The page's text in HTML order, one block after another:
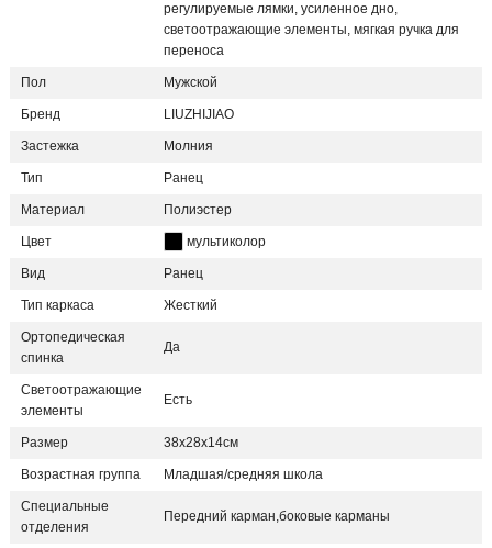
регулируемые лямки, усиленное дно,
светоотражающие элементы, мягкая ручка для
переноса
Пол Мужской
Бренд LIUZHIJIAO
Застежка Молния
Тип Ранец
Материал Полиэстер
Цвет мультиколор
Вид Ранец
Тип каркаса Жесткий
Ортопедическая
спинка
Да
Светоотражающие
элементы
Есть
Размер 38х28х14см
Возрастная группа Младшая/средняя школа
Специальные
отделения
Передний карман,боковые карманы